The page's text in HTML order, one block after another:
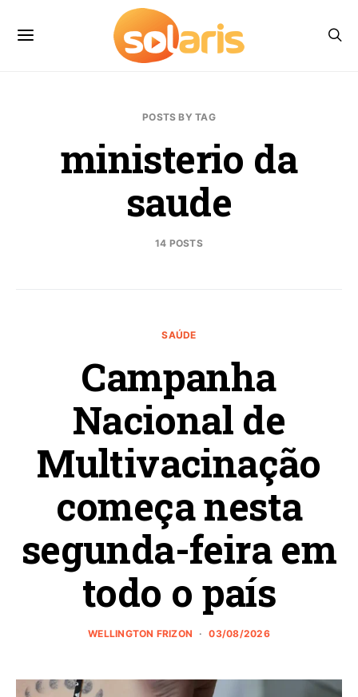
POSTS BY TAG
ministerio da
saude
14 POSTS
SAÚDE
Campanha
Nacional de
Multivacinação
começa nesta
segunda-feira em
todo o país
WELLINGTON FRIZON 03/08/2026